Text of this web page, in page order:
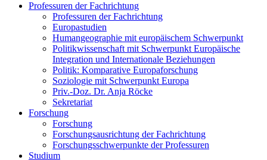
Professuren der Fachrichtung
Professuren der Fachrichtung
Europastudien
Humangeographie mit europäischem Schwerpunkt
Politikwissenschaft mit Schwerpunkt Europäische
Integration und Internationale Beziehungen
Politik: Komparative Europaforschung
Soziologie mit Schwerpunkt Europa
Priv.-Doz. Dr. Anja Röcke
Sekretariat
Forschung
Forschung
Forschungsausrichtung der Fachrichtung
Forschungsschwerpunkte der Professuren
Studium